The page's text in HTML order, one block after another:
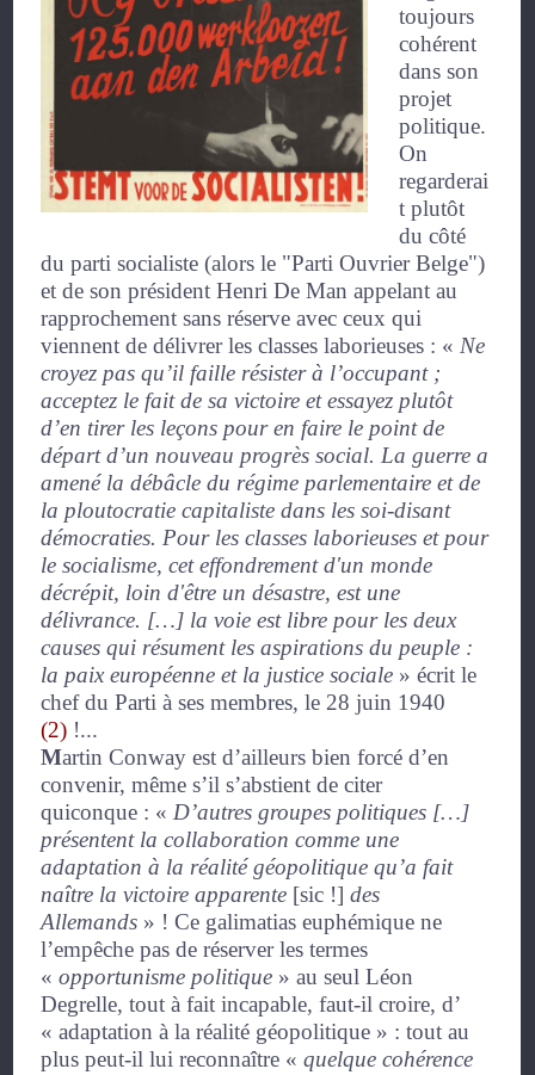
toujours
cohérent
dans son
projet
politique.
On
regarderai
t plutôt
du côté
du parti socialiste (alors le "Parti Ouvrier Belge")
et de son président Henri De Man appelant au
rapprochement sans réserve avec ceux qui
viennent de délivrer les classes laborieuses : « Ne
croyez pas qu’il faille résister à l’occupant ;
acceptez le fait de sa victoire et essayez plutôt
d’en tirer les leçons pour en faire le point de
départ d’un nouveau progrès social. La guerre a
amené la débâcle du régime parlementaire et de
la ploutocratie capitaliste dans les soi-disant
démocraties. Pour les classes laborieuses et pour
le socialisme, cet effondrement d'un monde
décrépit, loin d'être un désastre, est une
délivrance. […] la voie est libre pour les deux
causes qui résument les aspirations du peuple :
la paix européenne et la justice sociale »écrit le
chef du Parti à ses membres, le 28 juin 1940
(2) !...
Martin Conway est d’ailleurs bien forcé d’en
convenir, même s’il s’abstient de citer
quiconque : « D’autres groupes politiques […]
présentent la collaboration comme une
adaptation à la réalité géopolitique qu’a fait
naître la victoire apparente [sic !] des
Allemands » ! Ce galimatias euphémique ne
l’empêche pas de réserver les termes
«opportunisme politique » au seul Léon
Degrelle, tout à fait incapable, faut-il croire, d’
« adaptation à la réalité géopolitique » : tout au
plus peut-il lui reconnaître «quelque cohérence